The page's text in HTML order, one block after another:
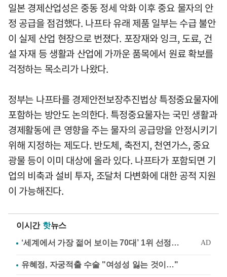
일본 경제산업성은 중동 정세 악화 이후 중요 물자의 안
정 공급을 점검했다. 나프타 유래 제품 일부는 수급 불안
이 실제 산업 현장으로 번졌다. 포장재와 잉크, 도료, 건
설 자재 등 생활과 산업에 가까운 품목에서 원료 확보를
걱정하는 목소리가 나왔다.
정부는 나프타를 경제안전보장추진법상 특정중요물자에
포함하는 방안도 논의한다. 특정중요물자는 국민 생활과
경제활동에 큰 영향을 주는 물자의 공급망을 안정시키기
위해 지정하는 제도다. 반도체, 축전지, 천연가스, 중요
광물 등이 이미 대상에 올라 있다. 나프타가 포함되면 기
업의 비축과 설비 투자, 조달처 다변화에 대한 공적 지원
이 가능해진다.
이시간 핫뉴스
유혜정, 자궁적출 수술 "여성성 잃는 것이…"